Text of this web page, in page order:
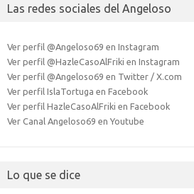
Las redes sociales del Angeloso
Ver perfil @Angeloso69 en Instagram
Ver perfil @HazleCasoAlFriki en Instagram
Ver perfil @Angeloso69 en Twitter / X.com
Ver perfil IslaTortuga en Facebook
Ver perfil HazleCasoAlFriki en Facebook
Ver Canal Angeloso69 en Youtube
Lo que se dice